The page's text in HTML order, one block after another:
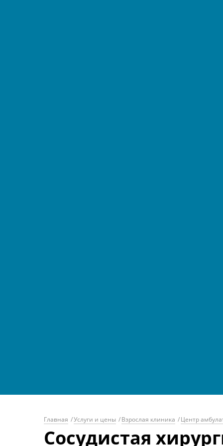
Главная /Услуги и цены /Взрослая клиника /Центр
Сосудистая